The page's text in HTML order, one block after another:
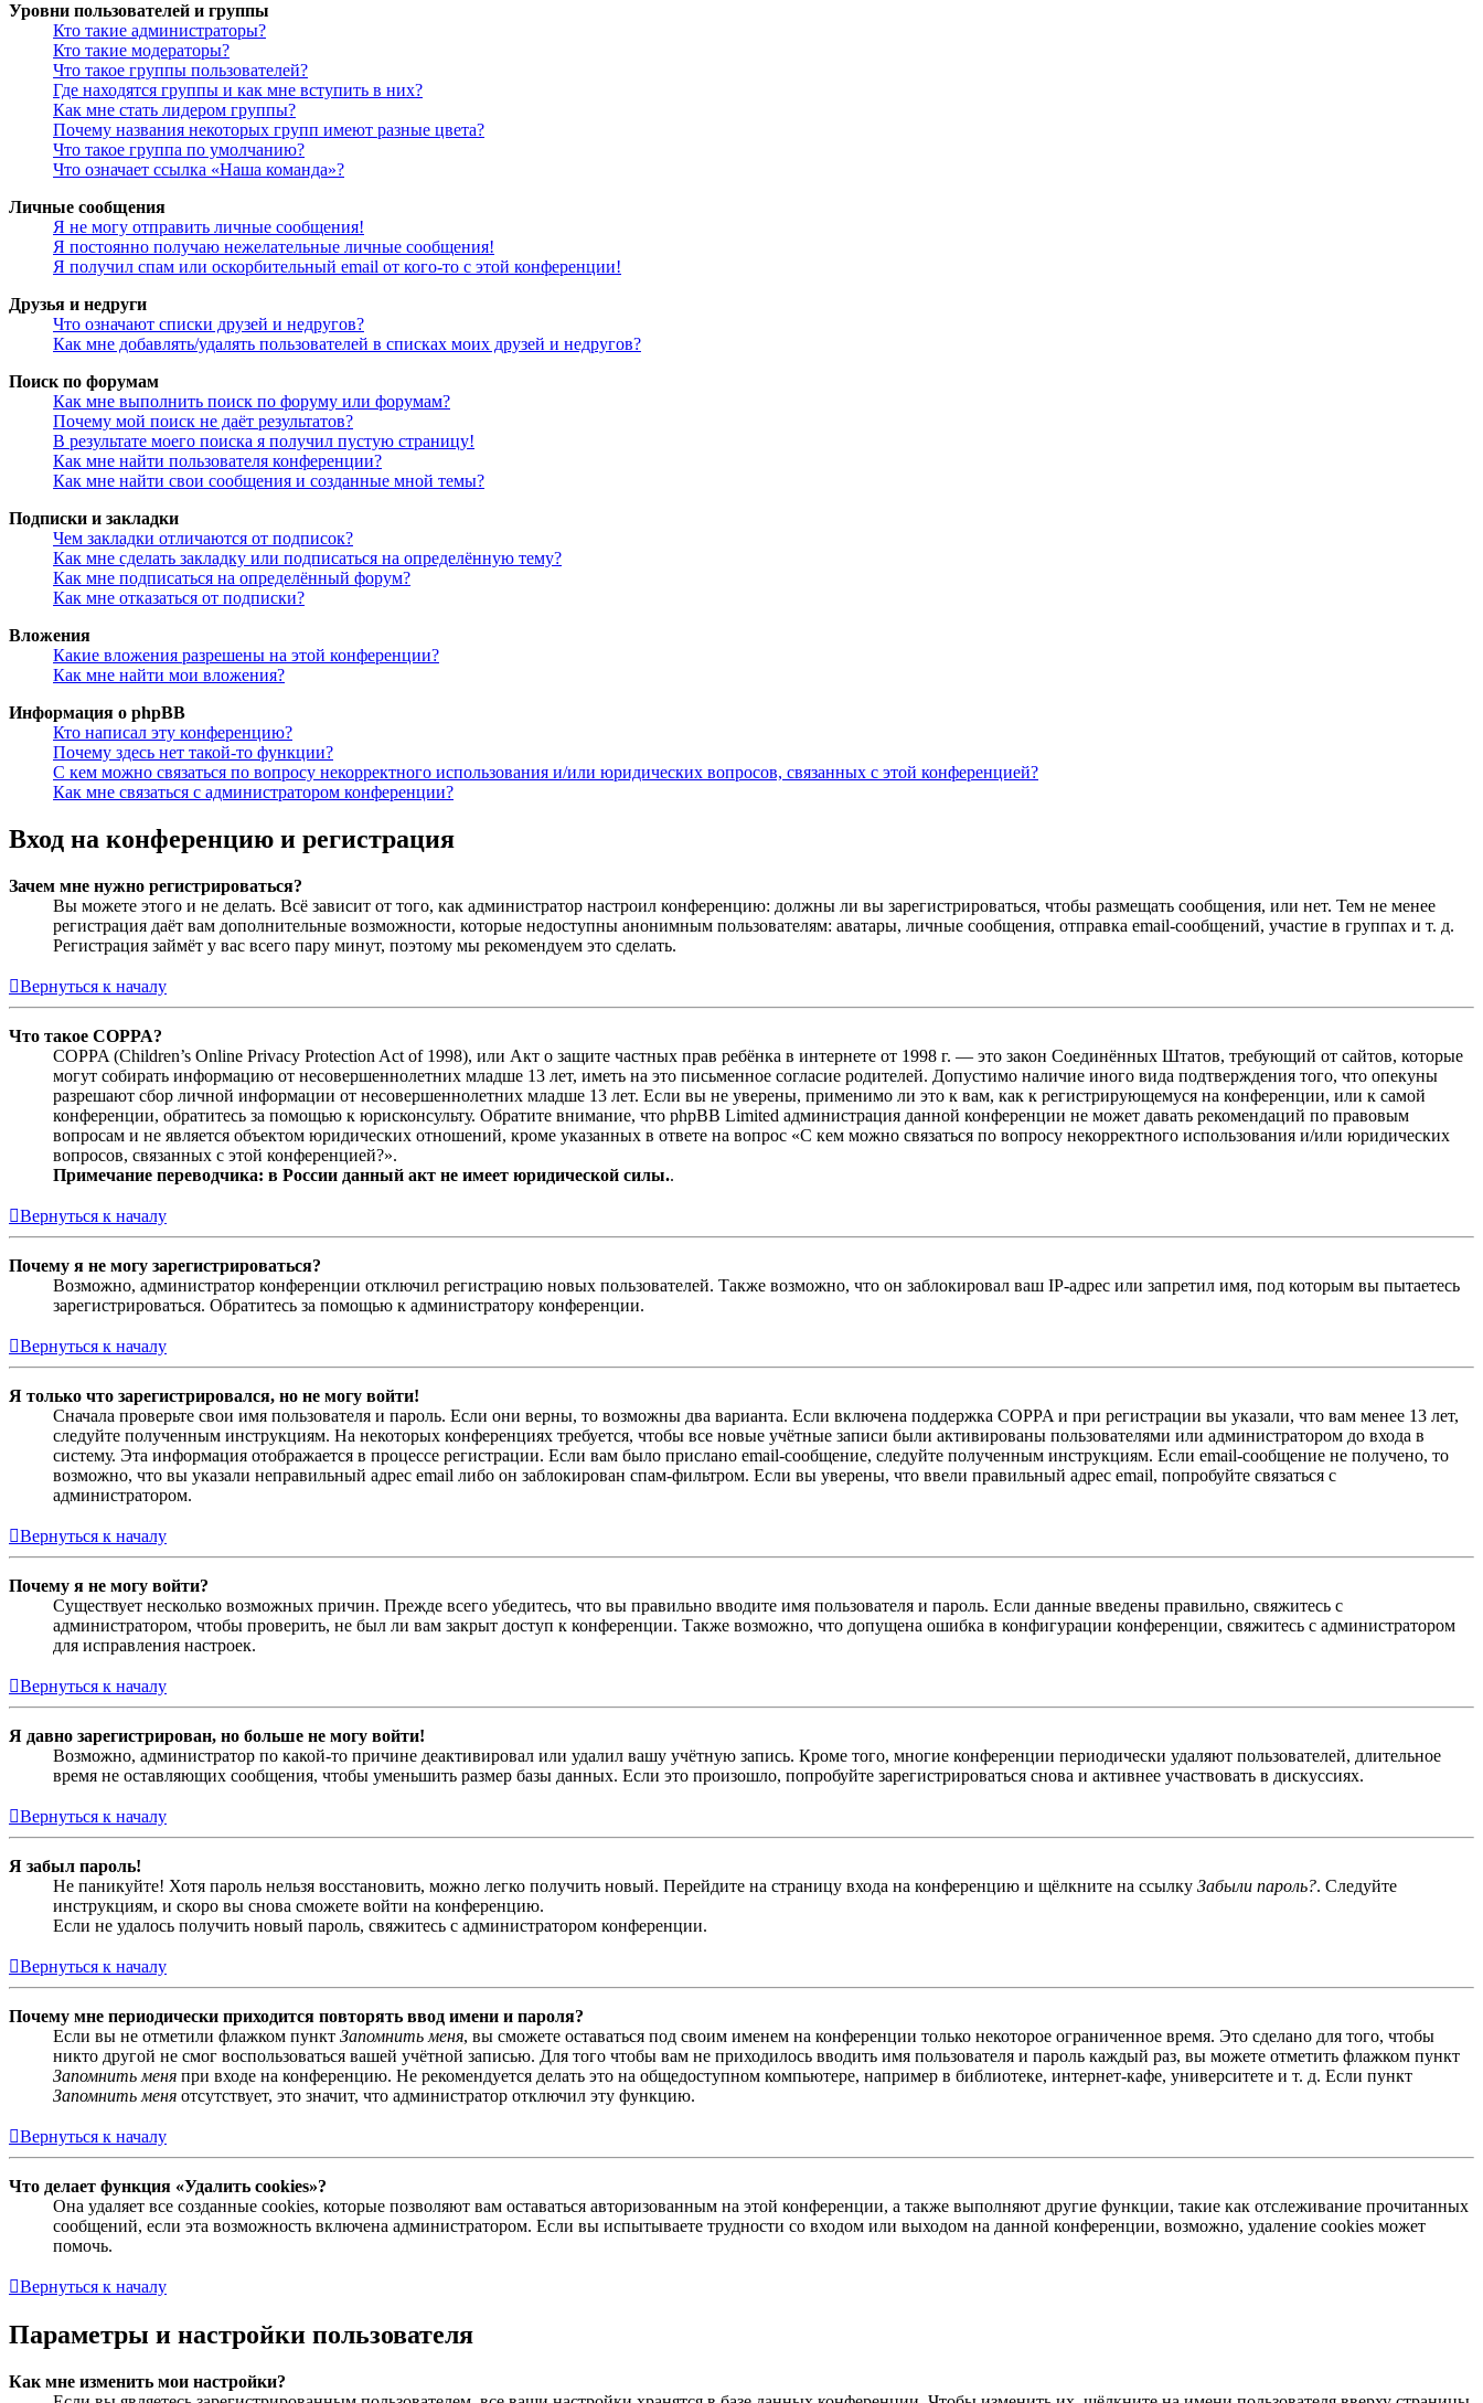
Уровни пользователей и группы
Кто такие администраторы?
Кто такие модераторы?
Что такое группы пользователей?
Где находятся группы и как мне вступить в них?
Как мне стать лидером группы?
Почему названия некоторых групп имеют разные цвета?
Что такое группа по умолчанию?
Что означает ссылка «Наша команда»?
Личные сообщения
Я не могу отправить личные сообщения!
Я постоянно получаю нежелательные личные сообщения!
Я получил спам или оскорбительный email от кого-то с этой конференции!
Друзья и недруги
Что означают списки друзей и недругов?
Как мне добавлять/удалять пользователей в списках моих друзей и недругов?
Поиск по форумам
Как мне выполнить поиск по форуму или форумам?
Почему мой поиск не даёт результатов?
В результате моего поиска я получил пустую страницу!
Как мне найти пользователя конференции?
Как мне найти свои сообщения и созданные мной темы?
Подписки и закладки
Чем закладки отличаются от подписок?
Как мне сделать закладку или подписаться на определённую тему?
Как мне подписаться на определённый форум?
Как мне отказаться от подписки?
Вложения
Какие вложения разрешены на этой конференции?
Как мне найти мои вложения?
Информация о phpBB
Кто написал эту конференцию?
Почему здесь нет такой-то функции?
С кем можно связаться по вопросу некорректного использования и/или юридических вопросов, связанных с этой конференцией?
Как мне связаться с администратором конференции?
Вход на конференцию и регистрация
Зачем мне нужно регистрироваться?
Вы можете этого и не делать. Всё зависит от того, как администратор настроил конференцию: должны ли вы зарегистрироваться, чтобы размещать сообщения, или нет. Тем не менее
регистрация даёт вам дополнительные возможности, которые недоступны анонимным пользователям: аватары, личные сообщения, отправка email-сообщений, участие в группах и т. д.
Регистрация займёт у вас всего пару минут, поэтому мы рекомендуем это сделать.
Вернуться к началу
Что такое COPPA?
COPPA (Children’s Online Privacy Protection Act of 1998), или Акт о защите частных прав ребёнка в интернете от 1998 г. — это закон Соединённых Штатов, требующий от сайтов, которые
могут собирать информацию от несовершеннолетних младше 13 лет, иметь на это письменное согласие родителей. Допустимо наличие иного вида подтверждения того, что опекуны
разрешают сбор личной информации от несовершеннолетних младше 13 лет. Если вы не уверены, применимо ли это к вам, как к регистрирующемуся на конференции, или к самой
конференции, обратитесь за помощью к юрисконсульту. Обратите внимание, что phpBB Limited администрация данной конференции не может давать рекомендаций по правовым
вопросам и не является объектом юридических отношений, кроме указанных в ответе на вопрос «С кем можно связаться по вопросу некорректного использования и/или юридических
вопросов, связанных с этой конференцией?».
Примечание переводчика: в России данный акт не имеет юридической силы..
Вернуться к началу
Почему я не могу зарегистрироваться?
Возможно, администратор конференции отключил регистрацию новых пользователей. Также возможно, что он заблокировал ваш IP-адрес или запретил имя, под которым вы пытаетесь
зарегистрироваться. Обратитесь за помощью к администратору конференции.
Вернуться к началу
Я только что зарегистрировался, но не могу войти!
Сначала проверьте свои имя пользователя и пароль. Если они верны, то возможны два варианта. Если включена поддержка COPPA и при регистрации вы указали, что вам менее 13 лет,
следуйте полученным инструкциям. На некоторых конференциях требуется, чтобы все новые учётные записи были активированы пользователями или администратором до входа в
систему. Эта информация отображается в процессе регистрации. Если вам было прислано email-сообщение, следуйте полученным инструкциям. Если email-сообщение не получено, то
возможно, что вы указали неправильный адрес email либо он заблокирован спам-фильтром. Если вы уверены, что ввели правильный адрес email, попробуйте связаться с
администратором.
Вернуться к началу
Почему я не могу войти?
Существует несколько возможных причин. Прежде всего убедитесь, что вы правильно вводите имя пользователя и пароль. Если данные введены правильно, свяжитесь с
администратором, чтобы проверить, не был ли вам закрыт доступ к конференции. Также возможно, что допущена ошибка в конфигурации конференции, свяжитесь с администратором
для исправления настроек.
Вернуться к началу
Я давно зарегистрирован, но больше не могу войти!
Возможно, администратор по какой-то причине деактивировал или удалил вашу учётную запись. Кроме того, многие конференции периодически удаляют пользователей, длительное
время не оставляющих сообщения, чтобы уменьшить размер базы данных. Если это произошло, попробуйте зарегистрироваться снова и активнее участвовать в дискуссиях.
Вернуться к началу
Я забыл пароль!
Не паникуйте! Хотя пароль нельзя восстановить, можно легко получить новый. Перейдите на страницу входа на конференцию и щёлкните на ссылку Забыли пароль?. Следуйте
инструкциям, и скоро вы снова сможете войти на конференцию.
Если не удалось получить новый пароль, свяжитесь с администратором конференции.
Вернуться к началу
Почему мне периодически приходится повторять ввод имени и пароля?
Если вы не отметили флажком пункт Запомнить меня, вы сможете оставаться под своим именем на конференции только некоторое ограниченное время. Это сделано для того, чтобы
никто другой не смог воспользоваться вашей учётной записью. Для того чтобы вам не приходилось вводить имя пользователя и пароль каждый раз, вы можете отметить флажком пункт
Запомнить меня при входе на конференцию. Не рекомендуется делать это на общедоступном компьютере, например в библиотеке, интернет-кафе, университете и т. д. Если пункт
Запомнить меня отсутствует, это значит, что администратор отключил эту функцию.
Вернуться к началу
Что делает функция «Удалить cookies»?
Она удаляет все созданные cookies, которые позволяют вам оставаться авторизованным на этой конференции, а также выполняют другие функции, такие как отслеживание прочитанных
сообщений, если эта возможность включена администратором. Если вы испытываете трудности со входом или выходом на данной конференции, возможно, удаление cookies может
помочь.
Вернуться к началу
Параметры и настройки пользователя
Как мне изменить мои настройки?